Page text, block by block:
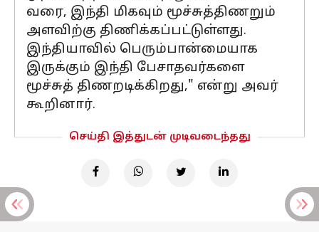
வரை, இந்தி மிகவும் மூச்சுத்திணறும்
அளவிற்கு திணிக்கப்பட்டுள்ளது.
இந்தியாவில் பெரும்பான்மையாக
இருக்கும் இந்தி பேசாதவர்களை
மூச்சுத் திணறடிக்கிறது," என்று அவர்
கூறினார்.
செய்தி இத்துடன் முடிவடைந்தது